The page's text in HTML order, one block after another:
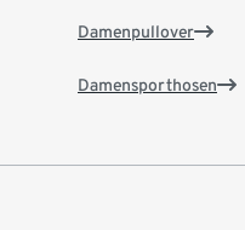
Damenpullover
Damensporthosen